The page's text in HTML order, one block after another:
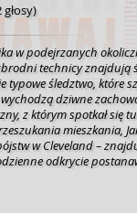
głosy)
w podejrzanych
technicy znajdują
typowe śledztwo, które
dziwne
z którym spotkał się
w Cleveland –
odkrycie